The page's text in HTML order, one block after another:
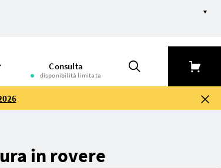
Consulta
disponibilità limitata
in rovere